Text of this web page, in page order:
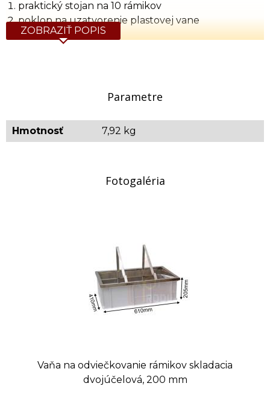
praktický stojan na 10 rámikov
poklop na uzatvorenie plastovej vane
Orientačná hmotnosť vane: 7,92 kg
ZOBRAZIŤ POPIS
Parametre
Hmotnosť 7,92 kg
Fotogaléria
Vaňa na odviečkovanie rámikov skladacia
dvojúčelová, 200 mm